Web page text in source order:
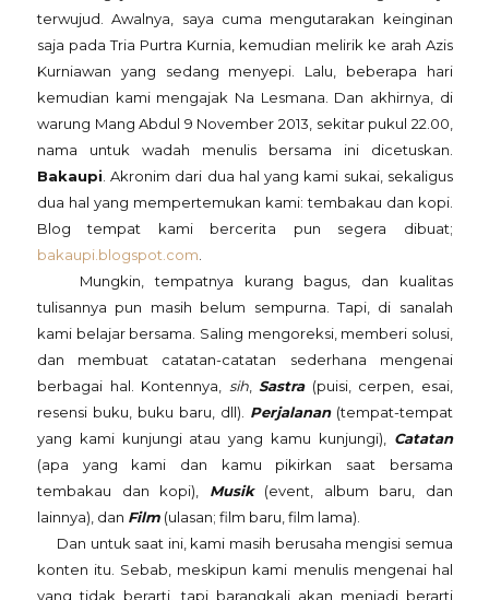
terwujud. Awalnya, saya cuma mengutarakan keinginan
saja pada Tria Purtra Kurnia, kemudian melirik ke arah Azis
Kurniawan yang sedang menyepi. Lalu, beberapa hari
kemudian kami mengajak Na Lesmana. Dan akhirnya, di
warung Mang Abdul 9 November 2013, sekitar pukul 22.00,
nama untuk wadah menulis bersama ini dicetuskan.
Bakaupi . Akronim dari dua hal yang kami sukai, sekaligus
dua hal yang mempertemukan kami: tembakau dan kopi.
Blog tempat kami bercerita pun segera dibuat;
bakaupi.blogspot.com
Mungkin, tempatnya kurang bagus, dan kualitas
tulisannya pun masih belum sempurna. Tapi, di sanalah
kami belajar bersama. Saling mengoreksi, memberi solusi,
dan membuat catatan-catatan sederhana mengenai
berbagai hal. Kontennya, sih, Sastra(puisi, cerpen, esai,
resensi buku, buku baru, dll). Perjalanan(tempat-tempat
yang kami kunjungi atau yang kamu kunjungi), Catatan
(apa yang kami dan kamu pikirkan saat bersama
tembakau dan kopi), Musik(event, album baru, dan
lainnya), dan Film (ulasan; film baru, film lama).
Dan untuk saat ini, kami masih berusaha mengisi semua
konten itu. Sebab, meskipun kami menulis mengenai hal
yang tidak berarti, tapi barangkali akan menjadi berarti